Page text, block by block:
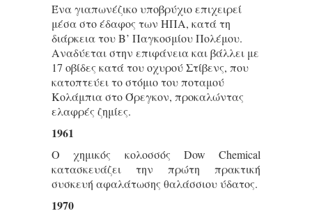
Ένα γιαπωνέζικο υποβρύχιο επιχειρεί
μέσα στο έδαφος των ΗΠΑ, κατά τη
διάρκεια του Β’ Παγκοσμίου Πολέμου.
Αναδύεται στην επιφάνεια και βάλλει με
17 οβίδες κατά του οχυρού Στίβενς, που
κατοπτεύει το στόμιο του ποταμού
Κολάμπια στο Όρεγκον, προκαλώντας
ελαφρές ζημίες.
1961
Ο χημικός κολοσσός Dow Chemical
κατασκευάζει την πρώτη πρακτική
συσκευή αφαλάτωσης θαλάσσιου ύδατος.
1970